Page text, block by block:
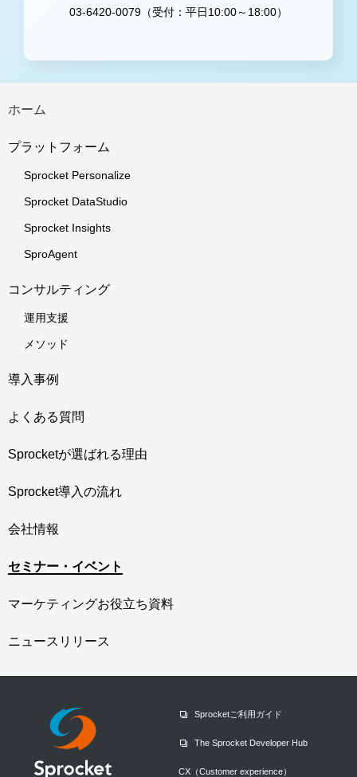
03-6420-0079（受付：平日10:00～18:00）
ホーム
プラットフォーム
Sprocket Personalize
Sprocket DataStudio
Sprocket Insights
SproAgent
コンサルティング
運用支援
メソッド
導入事例
よくある質問
Sprocketが選ばれる理由
Sprocket導入の流れ
会社情報
セミナー・イベント
マーケティングお役立ち資料
ニュースリリース
Sprocketご利用ガイド
The Sprocket Developer Hub
CX（Customer experience）